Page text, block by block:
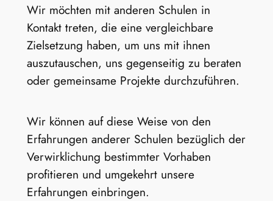
Wir möchten mit anderen Schulen in
Kontakt treten, die eine vergleichbare
Zielsetzung haben, um uns mit ihnen
auszutauschen, uns gegenseitig zu beraten
oder gemeinsame Projekte durchzuführen.
Wir können auf diese Weise von den
Erfahrungen anderer Schulen bezüglich der
Verwirklichung bestimmter Vorhaben
profitieren und umgekehrt unsere
Erfahrungen einbringen.